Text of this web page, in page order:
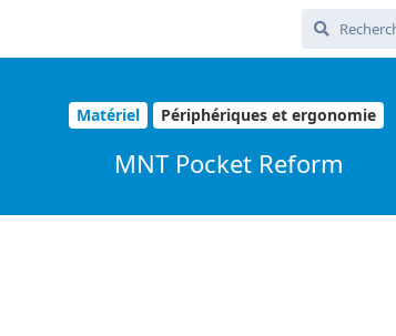
Matériel Périphériques et ergonomie
MNT Pocket Reform